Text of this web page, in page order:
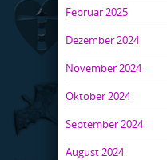
Februar 2025
Dezember 2024
November 2024
Oktober 2024
September 2024
August 2024